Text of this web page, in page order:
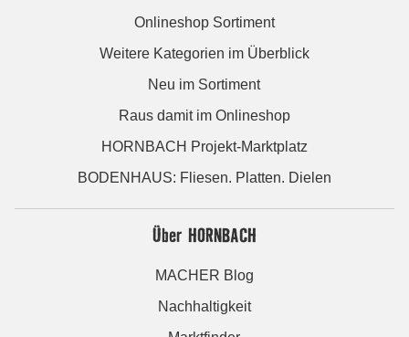
Onlineshop Sortiment
Weitere Kategorien im Überblick
Neu im Sortiment
Raus damit im Onlineshop
HORNBACH Projekt-Marktplatz
BODENHAUS: Fliesen. Platten. Dielen
Über HORNBACH
MACHER Blog
Nachhaltigkeit